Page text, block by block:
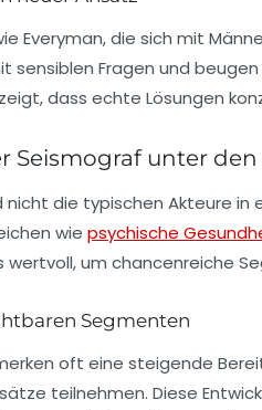
Everyman, die sich mit
sensiblen Fragen und
dass echte Lösungen
Seismograf unter
nicht die typischen Akteure
wie psychische
wertvoll, um chancenreiche
Segmenten
oft eine steigende
teilnehmen. Diese